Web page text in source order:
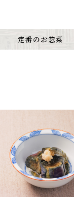
定番のお惣菜